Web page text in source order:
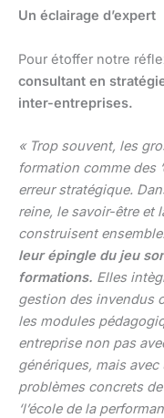
Un éclairage d’expert
Pour étoffer notre
consultant en
inter-entreprises.
« Trop souvent, les
formation comme des
erreur stratégique.
reine, le savoir-être et
construisent ensemble.
leur épingle du jeu
formations. Elles
gestion des invendus
les modules
entreprise non pas
génériques, mais
problèmes concrets de
‘l’école de la